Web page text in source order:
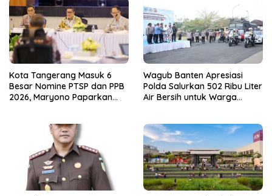
Kota Tangerang Masuk 6
Besar Nomine PTSP dan PPB
2026, Maryono Paparkan
Wagub Banten Apresiasi
Polda Salurkan 502 Ribu Liter
Air Bersih untuk Warga